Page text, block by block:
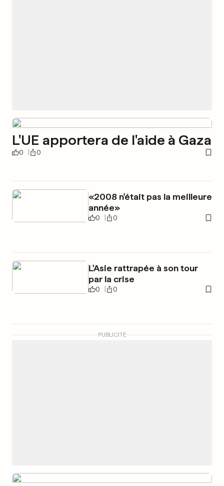
L'UE apportera de l'aide à Gaza
0 0
«2008 n'était pas la meilleure
année»
0 0
L'Asie rattrapée à son tour
par la crise
0 0
PUBLICITÉ